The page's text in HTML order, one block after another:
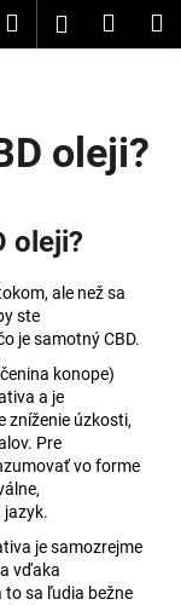
Hľadať
oleji?
oleji?
ale než sa
ste
je samotný CBD.
konope)
a je
zníženie úzkosti,
Pre
vo forme
jazyk.
je samozrejme
vďaka
to sa ľudia bežne